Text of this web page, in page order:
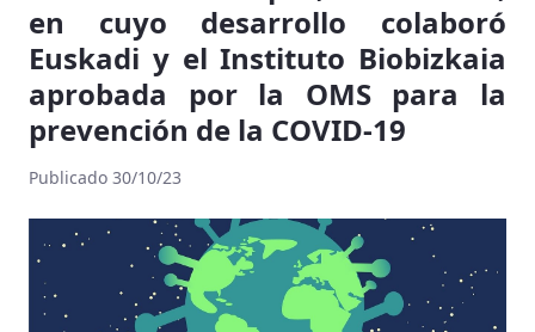
en cuyo desarrollo colaboró
Euskadi y el Instituto Biobizkaia
aprobada por la OMS para la
prevención de la COVID-19
Publicado 30/10/23